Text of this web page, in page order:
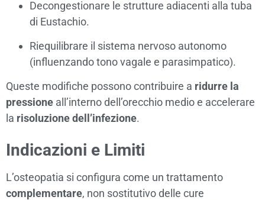
Decongestionare le strutture adiacenti alla tuba
di Eustachio.
Riequilibrare il sistema nervoso autonomo
(influenzando tono vagale e parasimpatico).
Queste modifiche possono contribuire a ridurre la
pressione all’interno dell’orecchio medio e accelerare
la risoluzione dell’infezione.
Indicazioni e Limiti
L’osteopatia si configura come un trattamento
complementare, non sostitutivo delle cure